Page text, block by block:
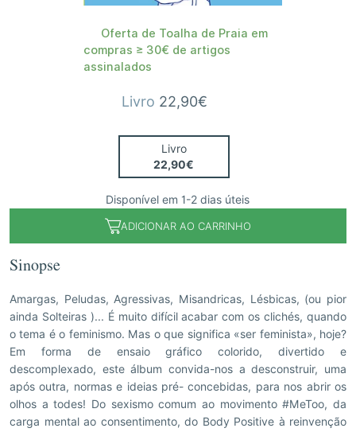
Oferta de Toalha de Praia em
compras ≥ 30€ de artigos
assinalados
Livro 22,90€
Livro
22,90€
Disponível em 1-2 dias úteis
ADICIONAR AO CARRINHO
Sinopse
Amargas, Peludas, Agressivas, Misandricas, Lésbicas, (ou pior
ainda Solteiras )... É muito difícil acabar com os clichés, quando
o tema é o feminismo. Mas o que significa «ser feminista», hoje?
Em forma de ensaio gráfico colorido, divertido e
descomplexado, este álbum convida-nos a desconstruir, uma
após outra, normas e ideias pré- concebidas, para nos abrir os
olhos a todes! Do sexismo comum ao movimento #MeToo, da
carga mental ao consentimento, do Body Positive à reinvenção